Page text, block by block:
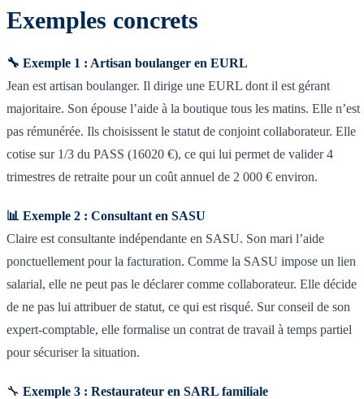
Exemples concrets
🔧 Exemple 1 : Artisan boulanger en EURL
Jean est artisan boulanger. Il dirige une EURL dont il est gérant
majoritaire. Son épouse l’aide à la boutique tous les matins. Elle n’est
pas rémunérée. Ils choisissent le statut de conjoint collaborateur. Elle
cotise sur 1/3 du PASS (16020 €), ce qui lui permet de valider 4
trimestres de retraite pour un coût annuel de 2 000 € environ.
📊 Exemple 2 : Consultant en SASU
Claire est consultante indépendante en SASU. Son mari l’aide
ponctuellement pour la facturation. Comme la SASU impose un lien
salarial, elle ne peut pas le déclarer comme collaborateur. Elle décide
de ne pas lui attribuer de statut, ce qui est risqué. Sur conseil de son
expert-comptable, elle formalise un contrat de travail à temps partiel
pour sécuriser la situation.
🔧 Exemple 3 : Restaurateur en SARL familiale